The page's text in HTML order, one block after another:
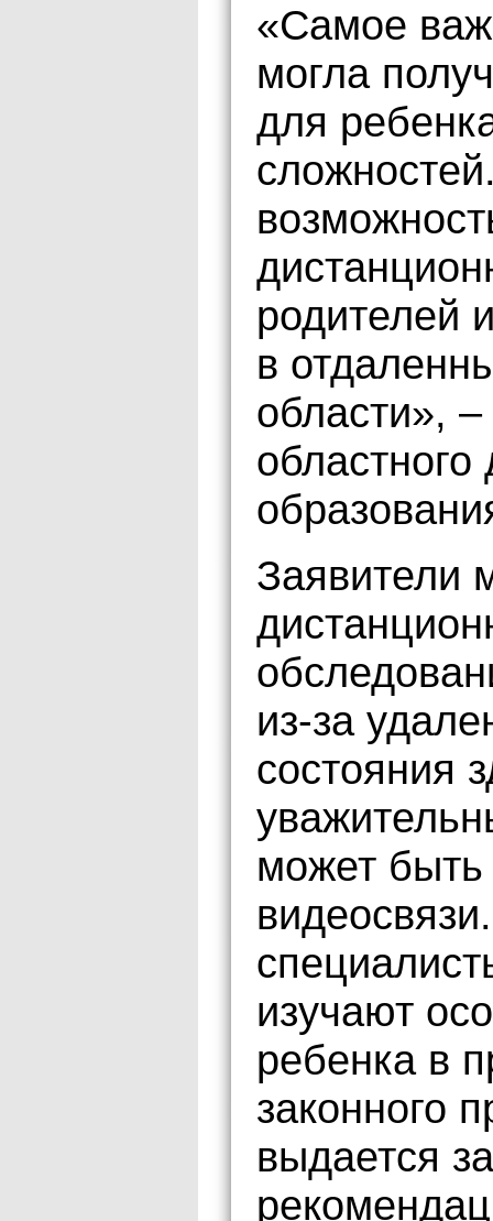
«Самое
могла
для
родителей
в
области»,
Заявители
из-за
состояния
может быть
изучают
ребенка в
законного
выдается